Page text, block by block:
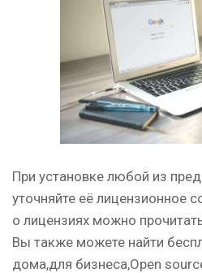
При установке любой из
уточняйте её лицензионное
о лицензиях можно
Вы также можете найти
дома,для бизнеса,Open